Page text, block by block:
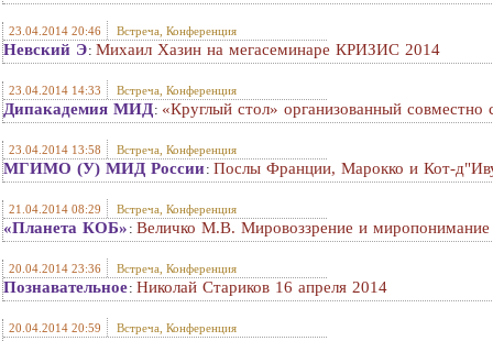
23.04.2014 20:46 Встреча, Конференция
Невский Э: Михаил Хазин на мегасеминаре КРИЗИС 2014
23.04.2014 14:33 Встреча, Конференция
Дипакадемия МИД: «Круглый стол» организованный
23.04.2014 13:58 Встреча, Конференция
МГИМО (У) МИД России: Послы Франции, Марокко и Кот-
21.04.2014 08:29 Встреча, Конференция
«Планета КОБ» : Величко М.В. Мировоззрение и миропонимание
20.04.2014 23:36 Встреча, Конференция
Познавательное: Николай Стариков 16 апреля 2014
20.04.2014 20:59 Встреча, Конференция